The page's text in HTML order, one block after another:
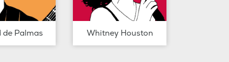
de Palmas Whitney Houston